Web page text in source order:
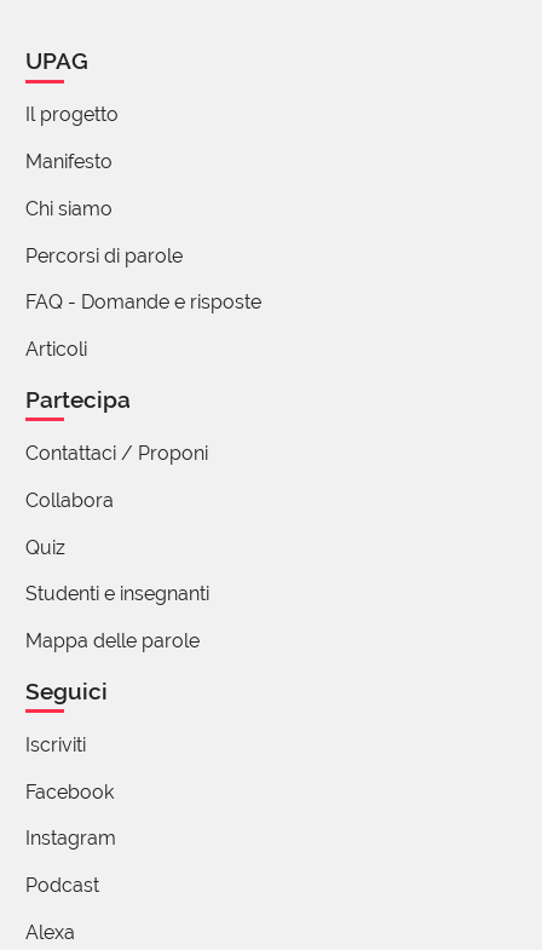
UPAG
Il progetto
Manifesto
Chi siamo
Percorsi di parole
FAQ - Domande e risposte
Articoli
Partecipa
Contattaci / Proponi
Collabora
Quiz
Studenti e insegnanti
Mappa delle parole
Seguici
Iscriviti
Facebook
Instagram
Podcast
Alexa